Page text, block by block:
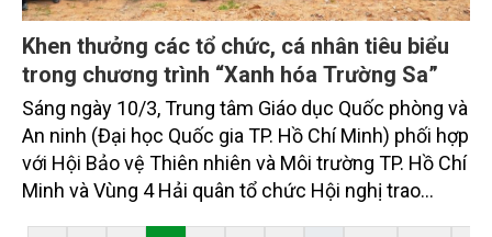
Khen thưởng các tổ chức, cá nhân tiêu biểu
trong chương trình “Xanh hóa Trường Sa”
Sáng ngày 10/3, Trung tâm Giáo dục Quốc phòng và
An ninh (Đại học Quốc gia TP. Hồ Chí Minh) phối hợp
với Hội Bảo vệ Thiên nhiên và Môi trường TP. Hồ Chí
Minh và Vùng 4 Hải quân tổ chức Hội nghị trao